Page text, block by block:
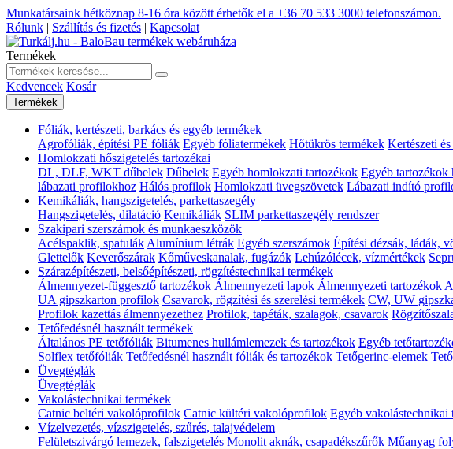
Munkatársaink hétköznap 8-16 óra között érhetők el a +36 70 533 3000 telefonszámon.
Rólunk | Szállítás és fizetés | Kapcsolat
Termékek
Kedvencek Kosár
Termékek
Fóliák, kertészeti, barkács és egyéb termékek
Agrofóliák, építési PE fóliák Egyéb fóliatermékek Hőtükrös termékek Kertészeti
Homlokzati hőszigetelés tartozékai
DL, DLF, WKT dűbelek Dűbelek Egyéb homlokzati tartozékok Egyéb tartozékok
lábazati profilokhoz Hálós profilok Homlokzati üvegszövetek Lábazati indító
Kemikáliák, hangszigetelés, parkettaszegély
Hangszigetelés, dilatáció Kemikáliák SLIM parkettaszegély rendszer
Szakipari szerszámok és munkaeszközök
Acélspaklik, spatulák Alumínium létrák Egyéb szerszámok Építési dézsák, ládák,
Glettelők Keverőszárak Kőműveskanalak, fugázók Lehúzólécek, vízmértékek
Szárazépítészeti, belsőépítészeti, rögzítéstechnikai termékek
Álmennyezet-függesztő tartozékok Álmennyezeti lapok Álmennyezeti tartozékok
UA gipszkarton profilok Csavarok, rögzítési és szerelési termékek CW, UW
Profilok kazettás álmennyezethez Profilok, tapéták, szalagok, csavarok
Tetőfedésnél használt termékek
Általános PE tetőfóliák Bitumenes hullámlemezek és tartozékok Egyéb
Solflex tetőfóliák Tetőfedésnél használt fóliák és tartozékok Tetőgerinc-elemek
Üvegtéglák
Üvegtéglák
Vakolástechnikai termékek
Catnic beltéri vakolóprofilok Catnic kültéri vakolóprofilok Egyéb vakolástechnikai
Vízelvezetés, vízszigetelés, szűrés, talajvédelem
Felületszivárgó lemezek, falszigetelés Monolit aknák, csapadékszűrők Műanyag